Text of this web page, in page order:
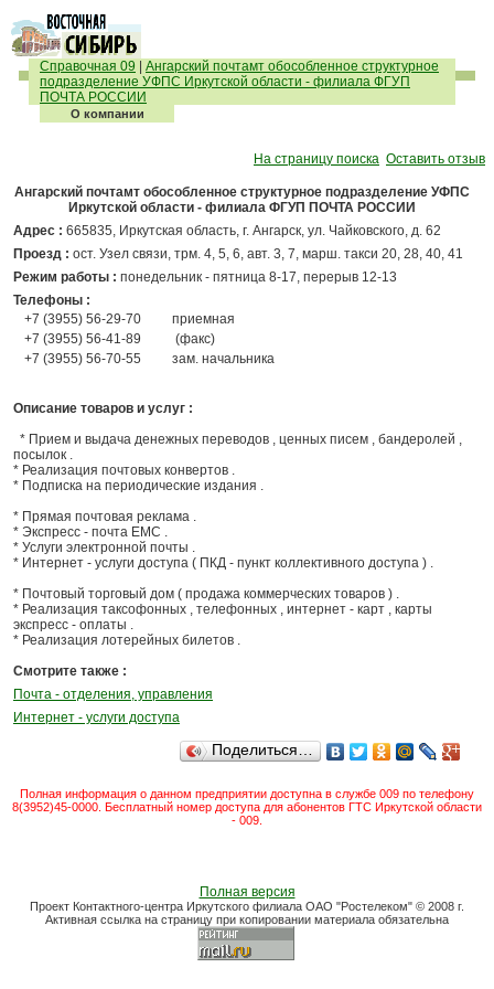
Справочная 09
Ангарский почтамт обособленное структурное
подразделение УФПС Иркутской области - филиала ФГУП
ПОЧТА РОССИИ
О компании
На страницу поиска Оставить отзыв
Ангарский почтамт обособленное структурное подразделение УФПС
Иркутской области - филиала ФГУП ПОЧТА РОССИИ
Адрес : 665835, Иркутская область, г. Ангарск, ул. Чайковского, д. 62
Проезд : ост. Узел связи, трм. 4, 5, 6, авт. 3, 7, марш. такси 20, 28, 40, 41
Режим работы : понедельник - пятница 8-17, перерыв 12-13
Телефоны :
+7 (3955) 56-29-70
приемная
+7 (3955) 56-41-89
(факс)
+7 (3955) 56-70-55
зам. начальника
Описание товаров и услуг :
* Прием и выдача денежных переводов , ценных писем , бандеролей ,
посылок .
* Реализация почтовых конвертов .
* Подписка на периодические издания .
* Прямая почтовая реклама .
* Экспресс - почта ЕМС .
* Услуги электронной почты .
* Интернет - услуги доступа ( ПКД - пункт коллективного доступа ) .
* Почтовый торговый дом ( продажа коммерческих товаров ) .
* Реализация таксофонных , телефонных , интернет - карт , карты
экспресс - оплаты .
* Реализация лотерейных билетов .
Смотрите также :
Почта - отделения, управления
Интернет - услуги доступа
Поделиться…
Полная информация о данном предприятии доступна в службе 009 по телефону
8(3952)45-0000. Бесплатный номер доступа для абонентов ГТС Иркутской области
- 009.
Полная версия
Проект Контактного-центра Иркутского филиала ОАО "Ростелеком" © 2008 г.
Активная ссылка на страницу при копировании материала обязательна